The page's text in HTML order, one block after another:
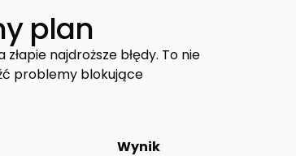
plan
najdroższe błędy. To nie
problemy blokujące
Wynik